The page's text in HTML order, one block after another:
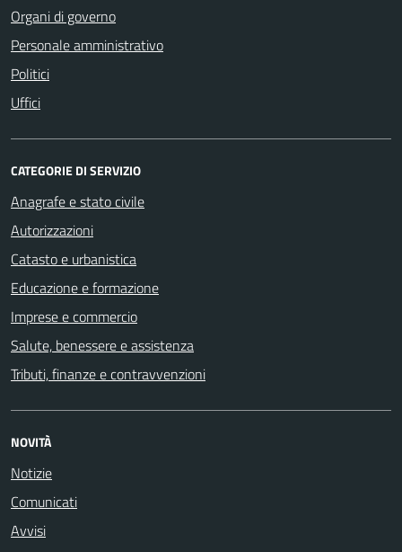
Organi di governo
Personale amministrativo
Politici
Uffici
CATEGORIE DI SERVIZIO
Anagrafe e stato civile
Autorizzazioni
Catasto e urbanistica
Educazione e formazione
Imprese e commercio
Salute, benessere e assistenza
Tributi, finanze e contravvenzioni
NOVITÀ
Notizie
Comunicati
Avvisi